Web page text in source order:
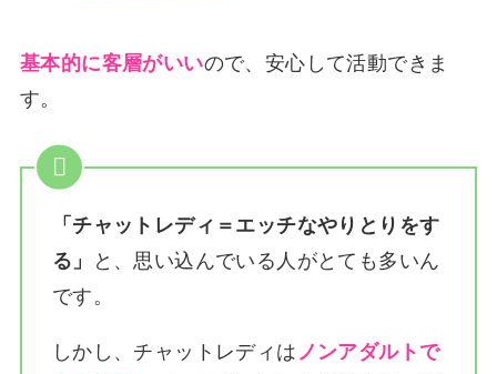
基本的に客層がいいので、安心して活動できま
す。
「チャットレディ＝エッチなやりとりをす
る」
と、思い込んでいる人がとても多いん
です。
しかし、チャットレディは ノンアダルトで